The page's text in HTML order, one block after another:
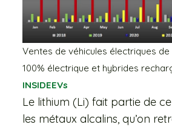
Ventes de véhicules électriques de
100% électrique et hybrides
INSIDEEVs
Le lithium (Li) fait partie de
les métaux alcalins, qu’on